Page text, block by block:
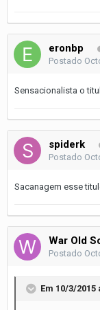
eronbp
Postado
Sensacionalista o
spiderk
Postado
Sacanagem esse
War Old
Postado
Em 10/3/